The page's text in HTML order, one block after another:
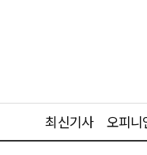
최신기사 오피니